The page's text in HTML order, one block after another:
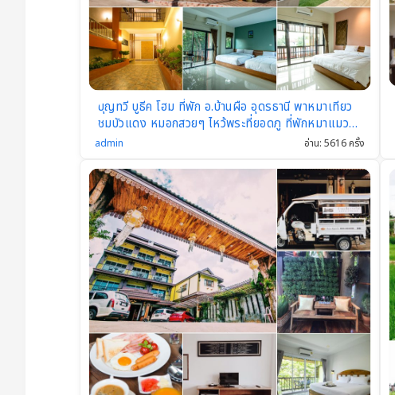
บุญทวี บูธีค โฮม ที่พัก อ.บ้านผือ อุดรธานี พาหมาเทียว
ชมบัวแดง หมอกสวยๆ ไหว้พระที่ยอดภู ที่พักหมาแมว
พักได้
อ่าน: 5616 ครั้ง
admin